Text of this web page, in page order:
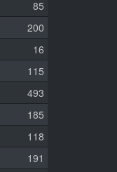
85
200
16
115
493
185
118
191